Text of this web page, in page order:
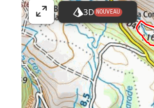
A
ff
i
c
h
e
r
l
3D NOUVEAU